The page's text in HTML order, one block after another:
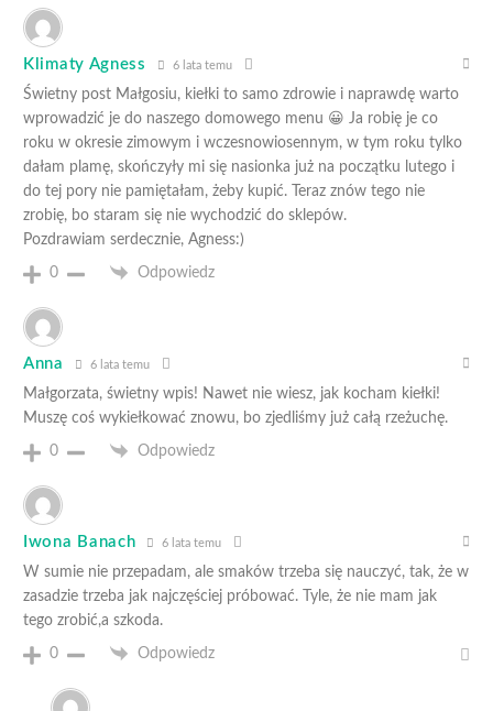
Klimaty Agness 6 lata temu
Świetny post Małgosiu, kiełki to samo zdrowie i naprawdę warto
wprowadzić je do naszego domowego menu 😀 Ja robię je co
roku w okresie zimowym i wczesnowiosennym, w tym roku tylko
dałam plamę, skończyły mi się nasionka już na początku lutego i
do tej pory nie pamiętałam, żeby kupić. Teraz znów tego nie
zrobię, bo staram się nie wychodzić do sklepów.
Pozdrawiam serdecznie, Agness:)
0 Odpowiedz
Anna 6 lata temu
Małgorzata, świetny wpis! Nawet nie wiesz, jak kocham kiełki!
Muszę coś wykiełkować znowu, bo zjedliśmy już całą rzeżuchę.
0 Odpowiedz
Iwona Banach 6 lata temu
W sumie nie przepadam, ale smaków trzeba się nauczyć, tak, że w
zasadzie trzeba jak najczęściej próbować. Tyle, że nie mam jak
tego zrobić,a szkoda.
0 Odpowiedz